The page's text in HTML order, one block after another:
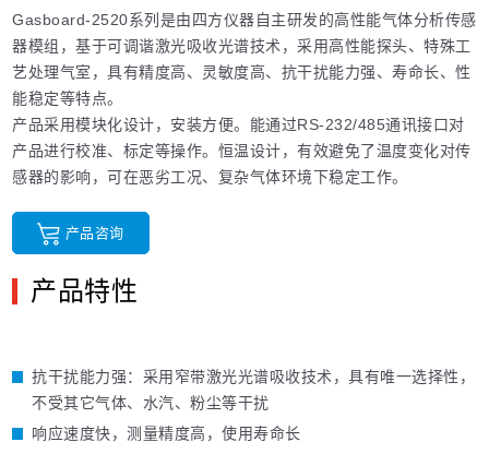
Gasboard-2520系列是由四方仪器自主研发的高性能气体分析传感
器模组，基于可调谐激光吸收光谱技术，采用高性能探头、特殊工
艺处理气室，具有精度高、灵敏度高、抗干扰能力强、寿命长、性
能稳定等特点。
产品采用模块化设计，安装方便。能通过RS-232/485通讯接口对
产品进行校准、标定等操作。恒温设计，有效避免了温度变化对传
感器的影响，可在恶劣工况、复杂气体环境下稳定工作。
产品咨询
产品特性
抗干扰能力强：采用窄带激光光谱吸收技术，具有唯一选择性，
不受其它气体、水汽、粉尘等干扰
响应速度快，测量精度高，使用寿命长